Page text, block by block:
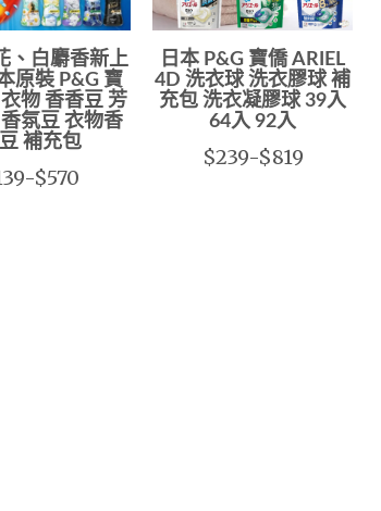
、白麝香新上
原裝 P&G 寶
物 香香豆 芳
氛豆 衣物香
補充包
$570
日本 P&G 寶僑 ARIEL
4D 洗衣球 洗衣膠球 補
充包 洗衣凝膠球 39入
64入 92入
$239-$819